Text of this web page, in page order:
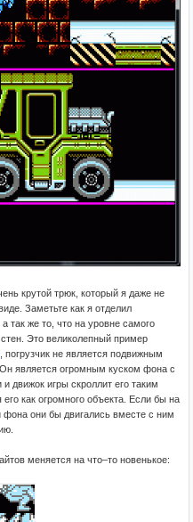
крутой трюк, который я даже не
Заметьте как я отделил
так же то, что на уровне самого
стен. Это великолепный пример
, погрузчик не является подвижным
является огромным куском фона с
движок игры скроллит его таким
как огромного объекта. Если бы на
фона они бы двигались вместе с ним
меняется на что–то новенькое: